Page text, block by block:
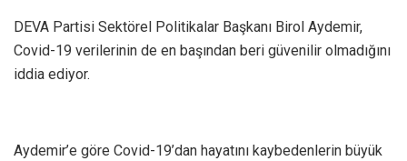
DEVA Partisi Sektörel Politikalar Başkanı Birol Aydemir,
Covid-19 verilerinin de en başından beri güvenilir olmadığını
iddia ediyor.
Aydemir’e göre Covid-19’dan hayatını kaybedenlerin büyük